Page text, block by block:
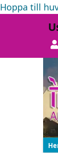
Hoppa till